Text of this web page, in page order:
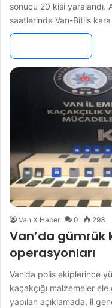
sonucu 20 kişi yaralandı.
saatlerinde Van-Bitlis
Van X Haber 0 293
Van’da gümrük
operasyonları
Van’da polis ekiplerince
kaçakçığı malzemeler
yapılan açıklamada, il